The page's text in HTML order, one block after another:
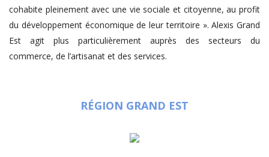
cohabite pleinement avec une vie sociale et citoyenne, au profit
du développement économique de leur territoire ». Alexis Grand
Est agit plus particulièrement auprès des secteurs du
commerce, de l’artisanat et des services.
RÉGION GRAND EST